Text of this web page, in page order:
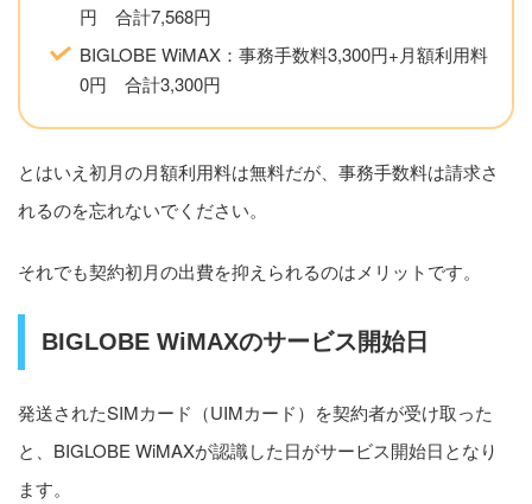
円 合計7,568円
BIGLOBE WiMAX：事務手数料3,300円+月額利用料
0円 合計3,300円
とはいえ初月の月額利用料は無料だが、事務手数料は請求さ
れるのを忘れないでください。
それでも契約初月の出費を抑えられるのはメリットです。
BIGLOBE WiMAXのサービス開始日
発送されたSIMカード（UIMカード）を契約者が受け取った
と、BIGLOBE WiMAXが認識した日がサービス開始日となり
ます。